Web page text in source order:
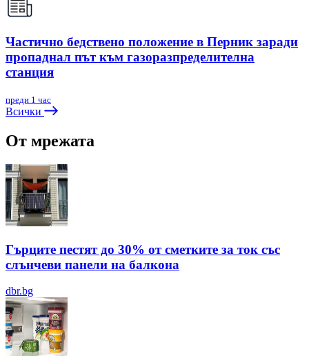
Частично бедствено положение в Перник заради
пропаднал път към газоразпределителна
станция
преди 1 час
Всички
От мрежата
Гърците пестят до 30% от сметките за ток със
слънчеви панели на балкона
dbr.bg